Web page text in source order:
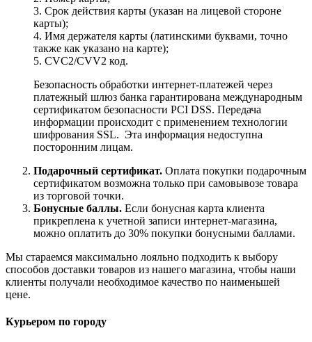
3. Срок действия карты (указан на лицевой стороне
карты);
4. Имя держателя карты (латинскими буквами, точно
также как указано на карте);
5. CVC2/CVV2 код.
Безопасность обработки интернет-платежей через
платежный шлюз банка гарантирована международным
сертификатом безопасности PCI DSS. Передача
информации происходит с применением технологии
шифрования SSL. Эта информация недоступна
посторонним лицам.
Подарочный сертификат. Оплата покупки подарочным
сертификатом возможна только при самовывозе товара
из торговой точки.
Бонусные баллы. Если бонусная карта клиента
прикреплена к учетной записи интернет-магазина,
можно оплатить до 30% покупки бонусными баллами.
Мы стараемся максимально лояльно подходить к выбору
способов доставки товаров из нашего магазина, чтобы наши
клиенты получали необходимое качество по наименьшей
цене.
Курьером по городу